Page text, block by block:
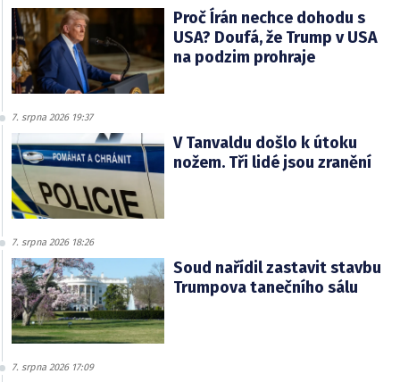
Proč Írán nechce dohodu s
USA? Doufá, že Trump v USA
na podzim prohraje
7. srpna 2026 19:37
V Tanvaldu došlo k útoku
nožem. Tři lidé jsou zranění
7. srpna 2026 18:26
Soud nařídil zastavit stavbu
Trumpova tanečního sálu
7. srpna 2026 17:09